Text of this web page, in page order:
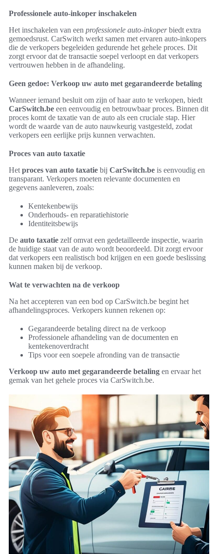
Professionele auto-inkoper inschakelen
Het inschakelen van een professionele auto-inkoperbiedt extra
gemoedsrust. CarSwitch werkt samen met ervaren auto-inkopers
die de verkopers begeleiden gedurende het gehele proces. Dit
zorgt ervoor dat de transactie soepel verloopt en dat verkopers
vertrouwen hebben in de afhandeling.
Geen gedoe: Verkoop uw auto met gegarandeerde betaling
Wanneer iemand besluit om zijn of haar auto te verkopen, biedt
CarSwitch.be een eenvoudig en betrouwbaar proces. Binnen dit
proces komt de taxatie van de auto als een cruciale stap. Hier
wordt de waarde van de auto nauwkeurig vastgesteld, zodat
verkopers een eerlijke prijs kunnen verwachten.
Proces van auto taxatie
Het proces van auto taxatie bij CarSwitch.be is eenvoudig en
transparant. Verkopers moeten relevante documenten en
gegevens aanleveren, zoals:
Kentekenbewijs
Onderhouds- en reparatiehistorie
Identiteitsbewijs
De auto taxatie zelf omvat een gedetailleerde inspectie, waarin
de huidige staat van de auto wordt beoordeeld. Dit zorgt ervoor
dat verkopers een realistisch bod krijgen en een goede beslissing
kunnen maken bij de verkoop.
Wat te verwachten na de verkoop
Na het accepteren van een bod op CarSwitch.be begint het
afhandelingsproces. Verkopers kunnen rekenen op:
Gegarandeerde betaling direct na de verkoop
Professionele afhandeling van de documenten en
kentekenoverdracht
Tips voor een soepele afronding van de transactie
Verkoop uw auto met gegarandeerde betaling en ervaar het
gemak van het gehele proces via CarSwitch.be.